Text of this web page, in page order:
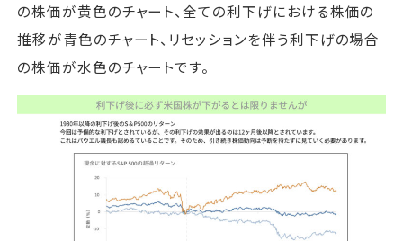
の株価が黄色のチャート、全ての利下げにおける株価の
推移が青色のチャート、リセッションを伴う利下げの場合
の株価が水色のチャートです。